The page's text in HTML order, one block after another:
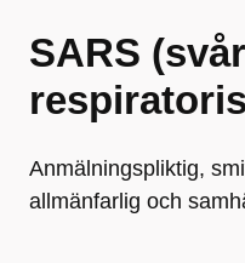
SARS
Anmälningspliktig,
allmänfarlig och